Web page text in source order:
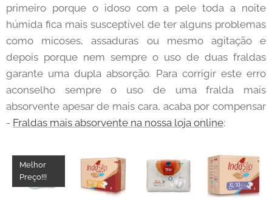
primeiro porque o idoso com a pele toda a noite
húmida fica mais susceptível de ter alguns problemas
como micoses, assaduras ou mesmo agitação e
depois porque nem sempre o uso de duas fraldas
garante uma dupla absorção. Para corrigir este erro
aconselho sempre o uso de uma fralda mais
absorvente apesar de mais cara, acaba por compensar
- Fraldas mais absorvente na nossa loja online:
Melhor
Preço!!!